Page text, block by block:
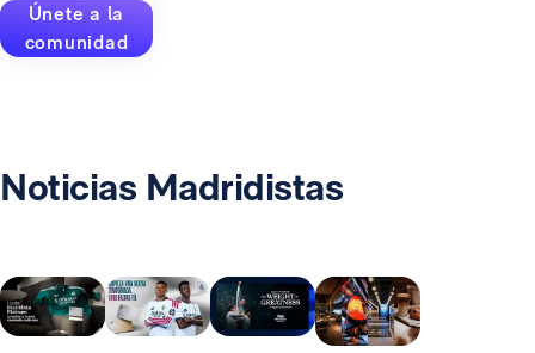
Únete a la
comunidad
Noticias Madridistas